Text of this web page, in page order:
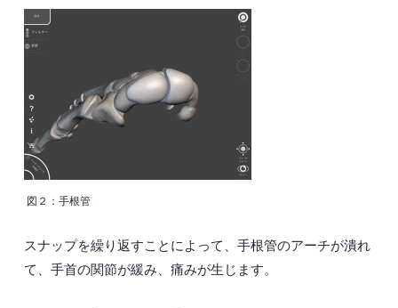
図２：手根管
スナップを繰り返すことによって、手根管のアーチが潰れ
て、手首の関節が緩み、痛みが生じます。